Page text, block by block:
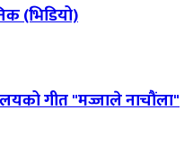
(भिडियो)
गीत "मज्जाले नाचौंला"